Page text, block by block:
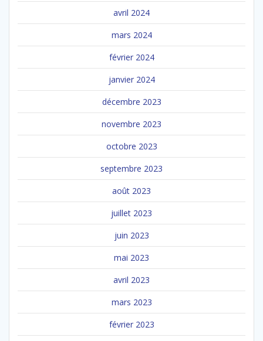
avril 2024
mars 2024
février 2024
janvier 2024
décembre 2023
novembre 2023
octobre 2023
septembre 2023
août 2023
juillet 2023
juin 2023
mai 2023
avril 2023
mars 2023
février 2023